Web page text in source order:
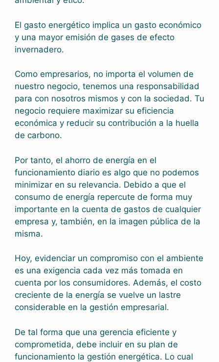
El gasto energético implica un gasto económico
y una mayor emisión de gases de efecto
invernadero.
Como empresarios, no importa el volumen de
nuestro negocio, tenemos una responsabilidad
para con nosotros mismos y con la sociedad. Tu
negocio requiere maximizar su eficiencia
económica y reducir su contribución a la huella
de carbono.
Por tanto, el ahorro de energía en el
funcionamiento diario es algo que no podemos
minimizar en su relevancia. Debido a que el
consumo de energía repercute de forma muy
importante en la cuenta de gastos de cualquier
empresa y, también, en la imagen pública de la
misma.
Hoy, evidenciar un compromiso con el ambiente
es una exigencia cada vez más tomada en
cuenta por los consumidores. Además, el costo
creciente de la energía se vuelve un lastre
considerable en la gestión empresarial.
De tal forma que una gerencia eficiente y
comprometida, debe incluir en su plan de
funcionamiento la gestión energética. Lo cual